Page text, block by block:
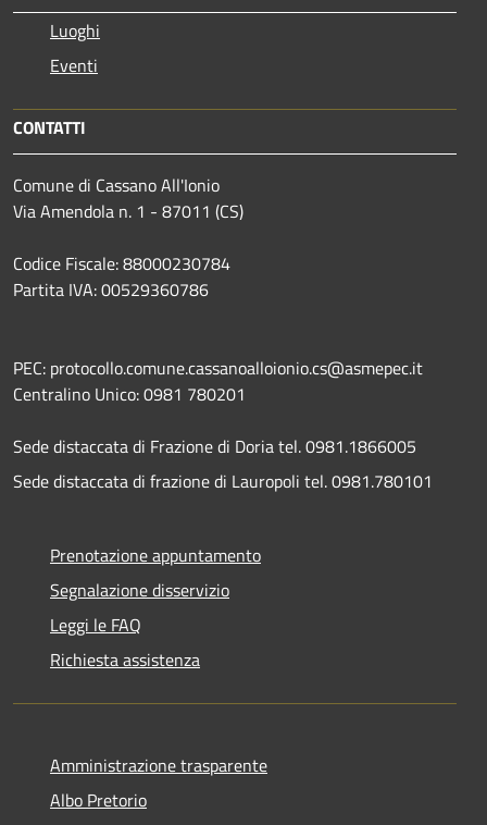
Luoghi
Eventi
CONTATTI
Comune di Cassano All'Ionio
Via Amendola n. 1 - 87011 (CS)
Codice Fiscale: 88000230784
Partita IVA: 00529360786
PEC: protocollo.comune.cassanoalloionio.cs@asmepec.it
Centralino Unico: 0981 780201
Sede distaccata di Frazione di Doria tel. 0981.1866005
Sede distaccata di frazione di Lauropoli tel. 0981.780101
Prenotazione appuntamento
Segnalazione disservizio
Leggi le FAQ
Richiesta assistenza
Amministrazione trasparente
Albo Pretorio